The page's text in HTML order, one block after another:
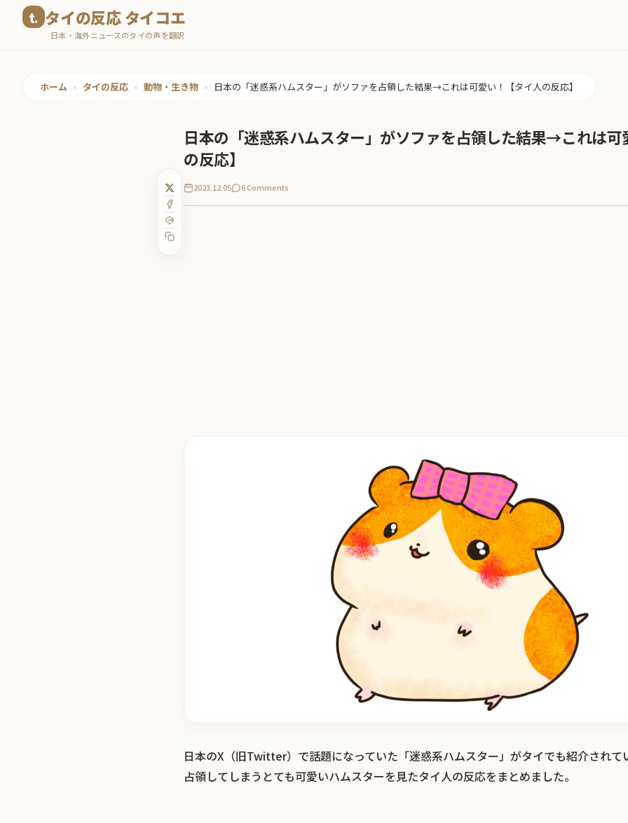
タイの反応 タイコエ
日本・海外ニュースのタイの声を翻訳
ホーム • タイの反応 • 動物・生き物 • 日本の「迷惑系ハムスター」がソファを占領した結果→これは可愛い！【タイ人の反応】
日本の「迷惑系ハムスター」がソファを占領した結果→これは可
の反応】
2023.12.05 6 Comments
日本のX（旧Twitter）で話題になっていた「迷惑系ハムスター」がタイでも紹介されて
占領してしまうとても可愛いハムスターを見たタイ人の反応をまとめました。